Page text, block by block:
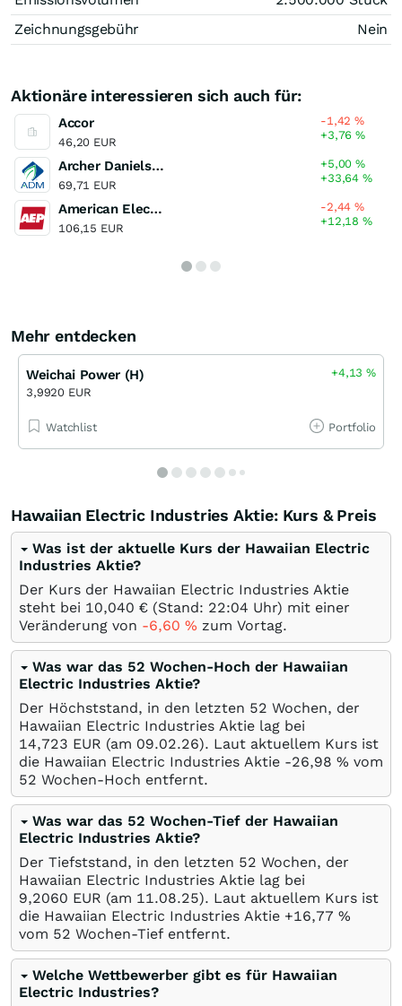
Zeichnungsgebühr
Nein
Aktionäre interessieren sich auch für:
Accor
46,20 EUR
-1,42%
+3,76%
Archer Daniels Midland Company
69,71 EUR
+5,00%
+33,64%
American Electric Power
106,15 EUR
-2,44%
+12,18%
Mehr entdecken
Weichai Power (H)
3,9920 EUR
+4,13%
Watchlist Portfolio
Hawaiian Electric Industries Aktie: Kurs & Preis
Was ist der aktuelle Kurs der Hawaiian Electric
Industries Aktie?
Der Kurs der Hawaiian Electric Industries Aktie
steht bei 10,040 € (Stand: 22:04 Uhr) mit einer
Veränderung von -6,60 % zum Vortag.
Was war das 52 Wochen-Hoch der Hawaiian
Electric Industries Aktie?
Der Höchststand, in den letzten 52 Wochen, der
Hawaiian Electric Industries Aktie lag bei
14,723 EUR (am 09.02.26). Laut aktuellem Kurs ist
die Hawaiian Electric Industries Aktie -26,98 % vom
52 Wochen-Hoch entfernt.
Was war das 52 Wochen-Tief der Hawaiian
Electric Industries Aktie?
Der Tiefststand, in den letzten 52 Wochen, der
Hawaiian Electric Industries Aktie lag bei
9,2060 EUR (am 11.08.25). Laut aktuellem Kurs ist
die Hawaiian Electric Industries Aktie +16,77 %
vom 52 Wochen-Tief entfernt.
Welche Wettbewerber gibt es für Hawaiian
Electric Industries?